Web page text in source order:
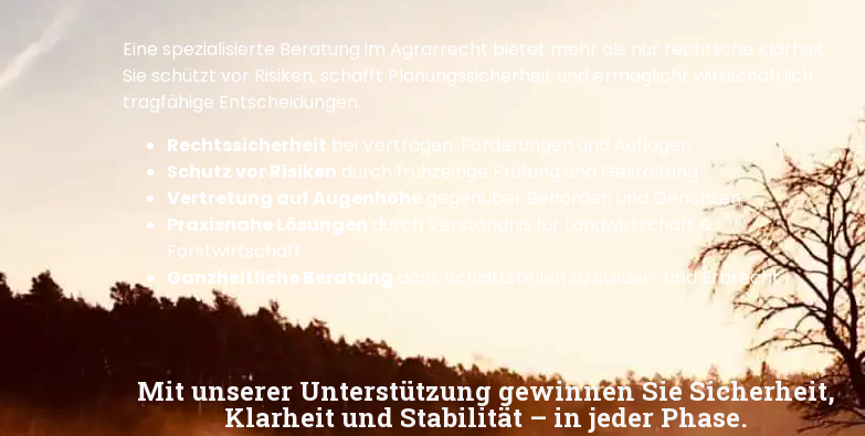
Eine spezialisierte Beratung im Agrarrecht bietet mehr als nur rechtliche Klarheit.
Sie schützt vor Risiken, schafft Planungssicherheit und ermöglicht wirtschaftlich
tragfähige Entscheidungen.
Rechtssicherheit bei Verträgen, Förderungen und Auflagen
Schutz vor Risiken durch frühzeitige Prüfung und Gestaltung
Vertretung auf Augenhöhe gegenüber Behörden und Gerichten
Praxisnahe Lösungen durch Verständnis für Landwirtschaft &
Forstwirtschaft
Ganzheitliche Beratung dank Schnittstellen zu Steuer- und Erbrecht
Mit unserer Unterstützung gewinnen Sie Sicherheit,
Klarheit und Stabilität – in jeder Phase.